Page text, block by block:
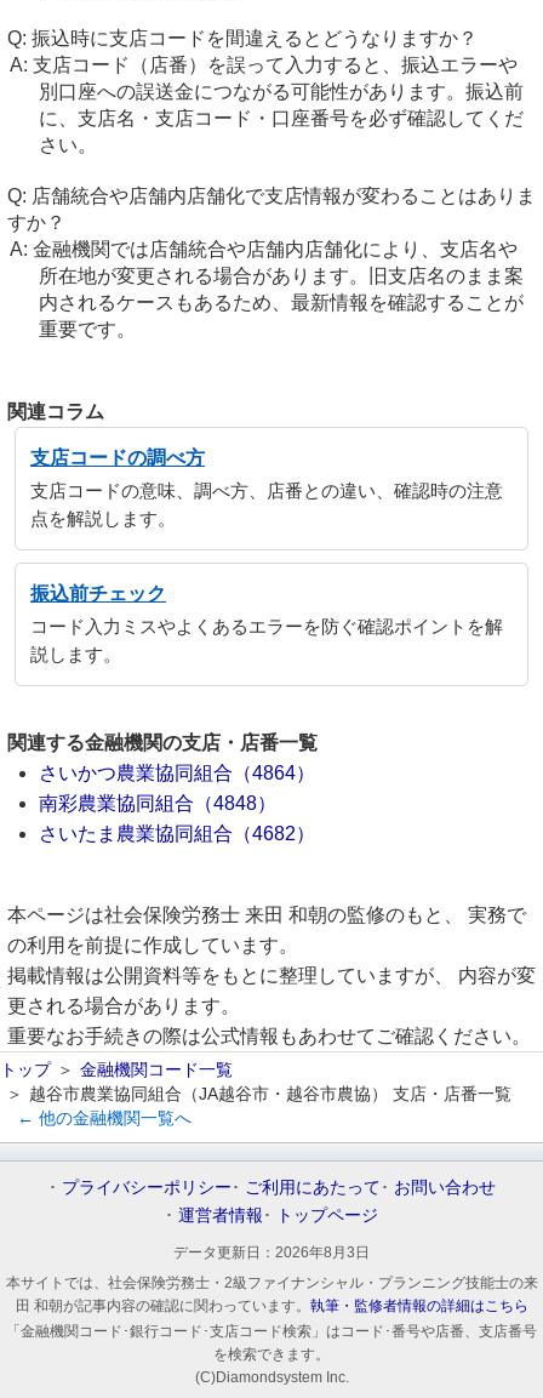
振込時に支店コードを間違えるとどうなりますか？
支店コード（店番）を誤って入力すると、振込エラーや
別口座への誤送金につながる可能性があります。振込前
に、支店名・支店コード・口座番号を必ず確認してくだ
さい。
店舗統合や店舗内店舗化で支店情報が変わることはありま
すか？
金融機関では店舗統合や店舗内店舗化により、支店名や
所在地が変更される場合があります。旧支店名のまま案
内されるケースもあるため、最新情報を確認することが
重要です。
関連コラム
支店コードの調べ方
支店コードの意味、調べ方、店番との違い、確認時の注意
点を解説します。
振込前チェック
コード入力ミスやよくあるエラーを防ぐ確認ポイントを解
説します。
関連する金融機関の支店・店番一覧
さいかつ農業協同組合（4864）
南彩農業協同組合（4848）
さいたま農業協同組合（4682）
本ページは社会保険労務士 来田 和朝の監修のもと、 実務で
の利用を前提に作成しています。
掲載情報は公開資料等をもとに整理していますが、 内容が変
更される場合があります。
重要なお手続きの際は公式情報もあわせてご確認ください。
トップ
金融機関コード一覧
越谷市農業協同組合（JA越谷市・越谷市農協） 支店・店番一覧
← 他の金融機関一覧へ
プライバシーポリシー ご利用にあたって
お問い合わせ
運営者情報
トップページ
データ更新日： 2026年8月3日
本サイトでは、社会保険労務士・2級ファイナンシャル・プランニング技能士の来
田 和朝が記事内容の確認に関わっています。 執筆・監修者情報の詳細はこちら
「金融機関コード･銀行コード･支店コード検索」はコード･番号や店番、支店番号
を検索できます。
(C)Diamondsystem Inc.